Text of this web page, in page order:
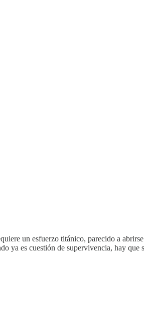
un esfuerzo titánico, parecido a
ya es cuestión de supervivencia, hay que